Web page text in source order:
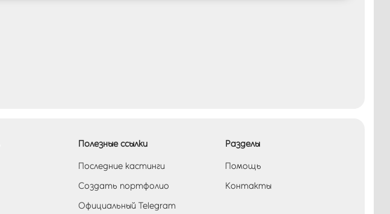
Полезные ссылки
Последние кастинги
Создать портфолио
Официальный Telegram
Разделы
Помощь
Контакты